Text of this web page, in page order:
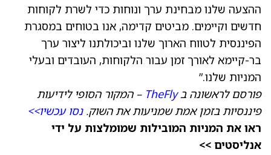
ההצעה שלנו מבחינת ערך ונוחות כדי לשרת לקוחות
חדשים וקיימים. מביטים קדימה, אנו בטוחים במסגרת
הפיננסית לטווח הארוך שלנו וביכולתנו ליצור ערך
בר-קיימא לאורך זמן עבור הלקוחות, העובדים ובעלי
המניות שלנו.”
פורסם לראשונה בTheFly – המקור הסופי לידיעות
פיננסיות בזמן אמת שמניעות את השוק.נסו עכשיו>>
ראו את המניות המובילות שמומלצות על ידי
אנליסטים >>